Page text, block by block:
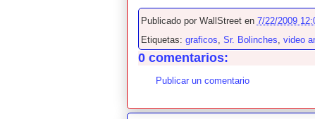
Publicado por WallStreet en 7/22/2009
Etiquetas: graficos, Sr. Bolinches, video
0 comentarios:
Publicar un comentario